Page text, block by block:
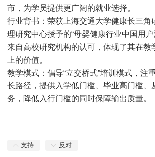
市，为学员提供更广阔的就业选择。
行业背书：荣获上海交通大学健康长三角
理研究中心授予的“母婴健康行业中国用
来自高校研究机构的认可，体现了其在教
上的价值。
教学模式：倡导“立交桥式”培训模式，注
长路径，提供入学低门槛、毕业高门槛、
务，降低入行门槛的同时保障输出质量。
支持 反对